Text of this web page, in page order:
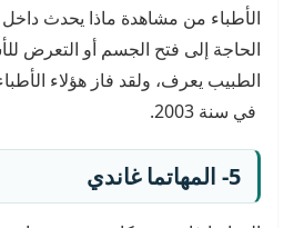
الأطباء من مشاهدة ماذا يحدث
الحاجة إلى فتح الجسم أو التعرض
الطبيب يعرف، ولقد فاز هؤلاء
في سنة 2003.
5- المهاتما غاندي